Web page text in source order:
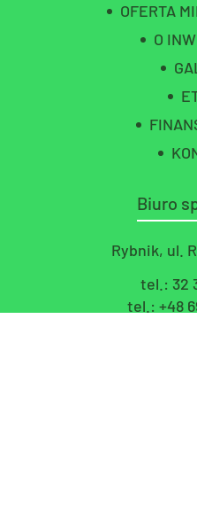
OFERTA
O
Biuro
Rybnik, ul.
tel.: 32
tel.: +48